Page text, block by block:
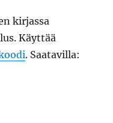
system